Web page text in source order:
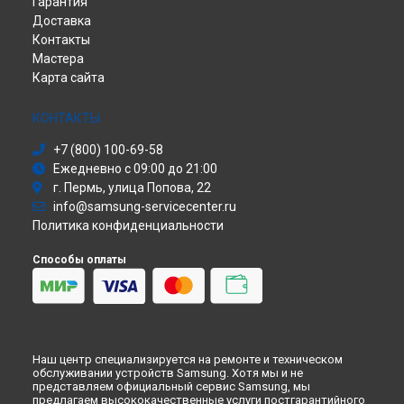
Ремонт VR очков Samsung в
Ремонт VR очков Samsung в
Ремонт VR очков Samsung в
Ремонт VR очков Samsung в
Наушники
Принтер
Саундбар
Сабвуфер
Холодильник
Моноблок
Атс
Смарт-часы
Варочная панель
Посудомоечная машина
Морозильная камера
Кондиционер
Духовой шкаф
Вытяжка
Доставка
Контакты
Мастера
Карта сайта
КОНТАКТЫ
+7 (800) 100-69-58
Ежедневно с 09:00 до 21:00
г. Пермь, улица Попова, 22
info@samsung-servicecenter.ru
Политика конфиденциальности
Способы оплаты
Наш центр специализируется на ремонте и техническом
обслуживании устройств Samsung. Хотя мы и не
представляем официальный сервис Samsung, мы
предлагаем высококачественные услуги постгарантийного